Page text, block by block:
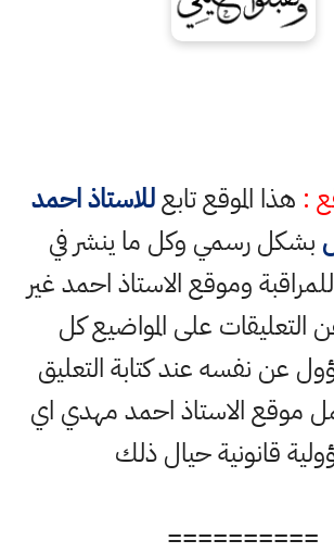
: هذا الموقع تابعللاستاذ احمد
بشكل رسمي وكل ما ينشر في
وموقع الاستاذ احمد غير
على المواضيع كل
نفسه عند كتابة التعليق
موقع الاستاذ احمد مهدي اي
قانونية حيال ذلك
==========